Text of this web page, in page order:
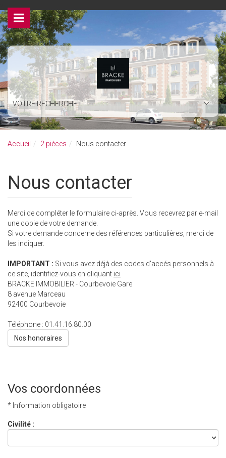
VOTRE RECHERCHE
Accueil 2 pièces Nous contacter
Nous contacter
Merci de compléter le formulaire ci-après. Vous recevrez par e-mail
une copie de votre demande.
Si votre demande concerne des références particulières, merci de
les indiquer.
IMPORTANT : Si vous avez déjà des codes d'accés personnels à
ce site, identifiez-vous en cliquant ici
BRACKE IMMOBILIER - Courbevoie Gare
8 avenue Marceau
92400 Courbevoie
Téléphone : 01.41.16.80.00
Nos honoraires
Vos coordonnées
* Information obligatoire
Civilité :